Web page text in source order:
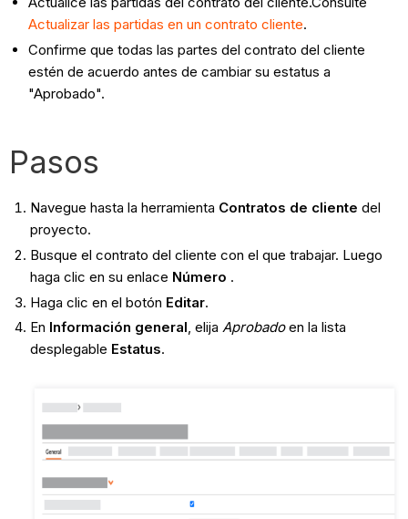
Actualizar las partidas en un contrato cliente.
Confirme que todas las partes del contrato del cliente
estén de acuerdo antes de cambiar su estatus a
"Aprobado".
Pasos
Navegue hasta la herramienta Contratos de cliente del
proyecto.
Busque el contrato del cliente con el que trabajar. Luego
haga clic en su enlace Número .
Haga clic en el botón Editar.
En Información general, elija Aprobadoen la lista
desplegable Estatus.